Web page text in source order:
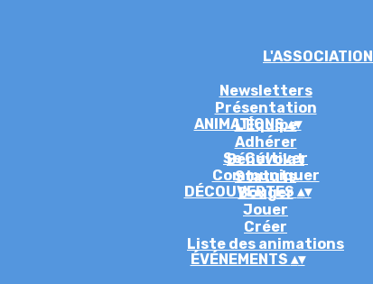
L'ASSOCIATION
Newsletters
Présentation
L'Équipe
Adhérer
Bénévolat
Statuts
ANIMATIONS▴▾
Se Cultiver
Communiquer
Bouger
Jouer
Créer
Liste des animations
DÉCOUVERTES ▴▾
ÉVÉNEMENTS ▴▾